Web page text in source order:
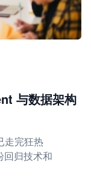
与数据架构
走完狂热
回归技术和